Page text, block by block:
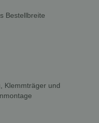
Bestellbreite
Klemmträger und